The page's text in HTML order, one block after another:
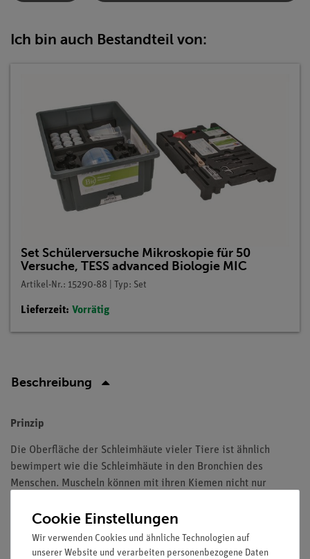
Ich bin auch Bestandteil von:
Set Schülerversuche Mikroskopie für 50
Versuche, TESS advanced Biologie MIC
Artikel-Nr.: 15290-88 | Typ: Set
Lieferzeit: Vorrätig
Beschreibung
Prinzip
Die Oberfläche der Schleimhäute vieler Tiere ist ähnlich
bewimpert wie die Schleimhäute in den Bronchien des
Menschen. Muscheln können mit ihren Kiemen nicht nur
der Oberfläche der Kiemen wird ein Wasserstrom erzeugt. Die
verdaulichen Partikel des Wassers werden vom Schleim
aufgenommen und zum Mund geführt. Die Muscheln erlangen
Cookie Einstellungen
Wir verwenden Cookies und ähnliche Technologien auf
unserer Website und verarbeiten personenbezogene Daten